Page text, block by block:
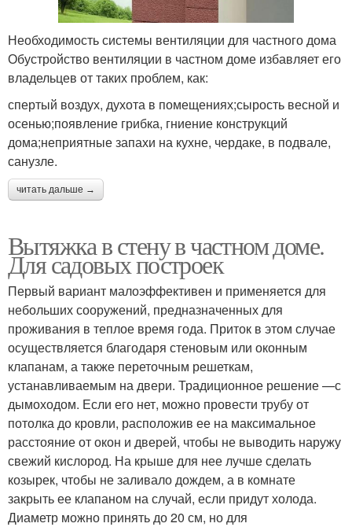
Необходимость системы вентиляции для частного дома
Обустройство вентиляции в частном доме избавляет его
владельцев от таких проблем, как:
спертый воздух, духота в помещениях;сырость весной и
осенью;появление грибка, гниение конструкций
дома;неприятные запахи на кухне, чердаке, в подвале,
санузле.
читать дальше →
Вытяжка в стену в частном доме.
Для садовых построек
Первый вариант малоэффективен и применяется для
небольших сооружений, предназначенных для
проживания в теплое время года. Приток в этом случае
осуществляется благодаря стеновым или оконным
клапанам, а также переточным решеткам,
устанавливаемым на двери. Традиционное решение —с
дымоходом. Если его нет, можно провести трубу от
потолка до кровли, расположив ее на максимальное
расстояние от окон и дверей, чтобы не выводить наружу
свежий кислород. На крыше для нее лучше сделать
козырек, чтобы не заливало дождем, а в комнате
закрыть ее клапаном на случай, если придут холода.
Диаметр можно принять до 20 см, но для